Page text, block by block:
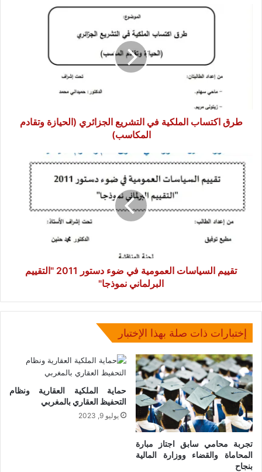
المكاسب)
طرق اكتساب الملكية في التشريع الجزائري (الحيازة وتقادم
المكاسب)
السياسات
العمومية
في
ضوء
دستور
"التقييم
نموذجا"
تقييم السياسات العمومية في ضوء دستور 2011 "التقييم
البرلماني نموذجا"
إختبارات ذات صلة بهذا الإختبار
تجربة محامي سابق اجتاز مبارة
المحاماة والقضاء ووزارة المالية
بنجاح
حماية الملكية العقارية ونظام
التحفيظ العقاري بالمغربي
يوليو 9, 2023